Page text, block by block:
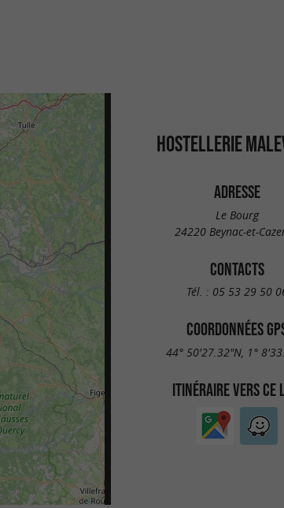
HOSTELLERIE
ADRESSE
Le Bourg
24220 Beynac-et-
CONTACTS
Tél. : 05 53 29 50
COORDONNÉES
44° 50'27.32"N, 1°
ITINÉRAIRE VERS CE